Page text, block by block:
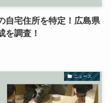
自宅住所を特定！広島県
を調査！
ニュース